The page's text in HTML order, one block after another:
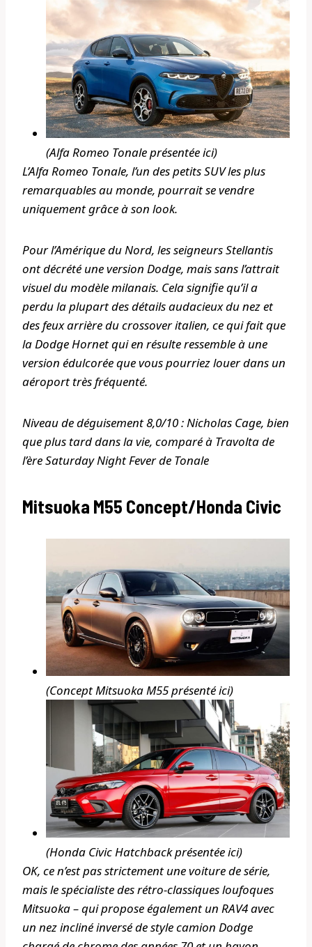
(Alfa Romeo Tonale présentée ici)
L’Alfa Romeo Tonale, l’un des petits SUV les plus
remarquables au monde, pourrait se vendre
uniquement grâce à son look.
Pour l’Amérique du Nord, les seigneurs Stellantis
ont décrété une version Dodge, mais sans l’attrait
visuel du modèle milanais. Cela signifie qu’il a
perdu la plupart des détails audacieux du nez et
des feux arrière du crossover italien, ce qui fait que
la Dodge Hornet qui en résulte ressemble à une
version édulcorée que vous pourriez louer dans un
aéroport très fréquenté.
Niveau de déguisement 8,0/10 : Nicholas Cage, bien
que plus tard dans la vie, comparé à Travolta de
l’ère Saturday Night Fever de Tonale
Mitsuoka M55 Concept/Honda Civic
(Concept Mitsuoka M55 présenté ici)
(Honda Civic Hatchback présentée ici)
OK, ce n’est pas strictement une voiture de série,
mais le spécialiste des rétro-classiques loufoques
Mitsuoka – qui propose également un RAV4 avec
un nez incliné inversé de style camion Dodge